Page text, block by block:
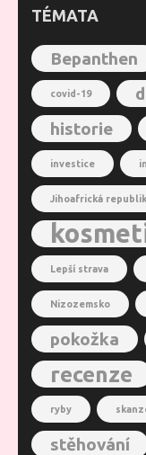
TÉMATA
Bepanthen
covid-19
historie
investice
Jihoafrická
Lepší strava
Nizozemsko
pokožka
recenze
ryby
stěhování